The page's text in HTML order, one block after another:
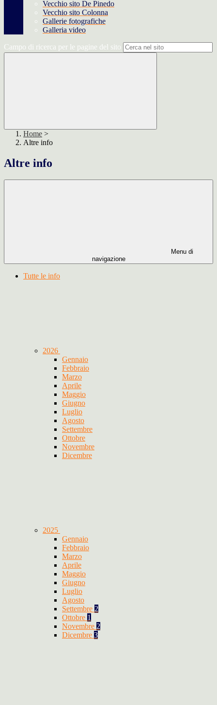
Vecchio sito De Pinedo
Vecchio sito Colonna
Gallerie fotografiche
Galleria video
Campo di ricerca per le pagine del sito
Home >
Altre info
Altre info
Menu di
navigazione
Tutte le info
2026
Gennaio
Febbraio
Marzo
Aprile
Maggio
Giugno
Luglio
Agosto
Settembre
Ottobre
Novembre
Dicembre
2025
Gennaio
Febbraio
Marzo
Aprile
Maggio
Giugno
Luglio
Agosto
Settembre 2
Ottobre 1
Novembre 2
Dicembre 3